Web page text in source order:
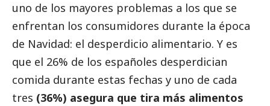
uno de los mayores problemas a los que se
enfrentan los consumidores durante la época
de Navidad: el desperdicio alimentario. Y es
que el 26% de los españoles desperdician
comida durante estas fechas y uno de cada
tres (36%) asegura que tira más alimentos